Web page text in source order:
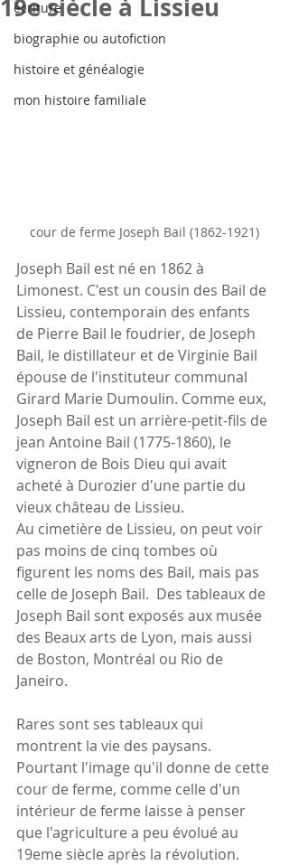
écriture
biographie ou autofiction
histoire et généalogie
mon histoire familiale
19e siècle à Lissieu
cour de ferme Joseph Bail (1862-1921)
Joseph Bail est né en 1862 à
Limonest. C'est un cousin des Bail de
Lissieu, contemporain des enfants
de Pierre Bail le foudrier, de Joseph
Bail, le distillateur et de Virginie Bail
épouse de l'instituteur communal
Girard Marie Dumoulin. Comme eux,
Joseph Bail est un arrière-petit-fils de
jean Antoine Bail (1775-1860), le
vigneron de Bois Dieu qui avait
acheté à Durozier d'une partie du
vieux château de Lissieu.
Au cimetière de Lissieu, on peut voir
pas moins de cinq tombes où
figurent les noms des Bail, mais pas
celle de Joseph Bail.  Des tableaux de
Joseph Bail sont exposés aux musée
des Beaux arts de Lyon, mais aussi
de Boston, Montréal ou Rio de
Janeiro.
Rares sont ses tableaux qui
montrent la vie des paysans.
Pourtant l'image qu'il donne de cette
cour de ferme, comme celle d'un
intérieur de ferme laisse à penser
que l'agriculture a peu évolué au
19eme siècle après la révolution.